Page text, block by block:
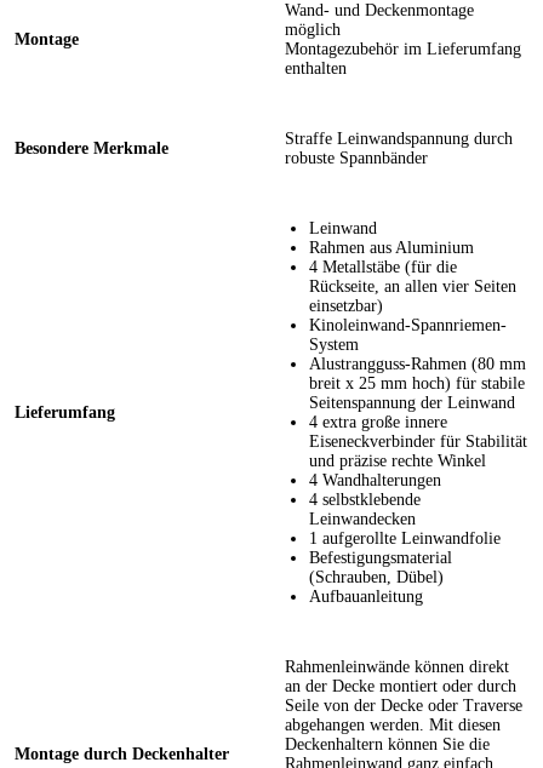
Montage
Wand- und Deckenmontage
möglich
Montagezubehör im Lieferumfang
enthalten
Besondere Merkmale
Straffe Leinwandspannung durch
robuste Spannbänder
Lieferumfang
Leinwand
Rahmen aus Aluminium
4 Metallstäbe (für die
Rückseite, an allen vier Seiten
einsetzbar)
Kinoleinwand-Spannriemen-
System
Alustrangguss-Rahmen (80 mm
breit x 25 mm hoch) für stabile
Seitenspannung der Leinwand
4 extra große innere
Eiseneckverbinder für Stabilität
und präzise rechte Winkel
4 Wandhalterungen
4 selbstklebende
Leinwandecken
1 aufgerollte Leinwandfolie
Befestigungsmaterial
(Schrauben, Dübel)
Aufbauanleitung
Montage durch Deckenhalter
Rahmenleinwände können direkt
an der Decke montiert oder durch
Seile von der Decke oder Traverse
abgehangen werden. Mit diesen
Deckenhaltern können Sie die
Rahmenleinwand ganz einfach